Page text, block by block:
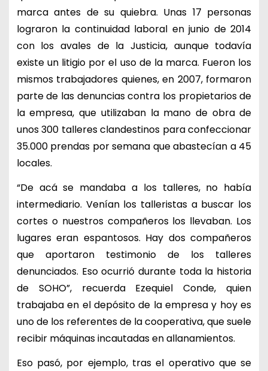
marca antes de su quiebra. Unas 17 personas
lograron la continuidad laboral en junio de 2014
con los avales de la Justicia, aunque todavía
existe un litigio por el uso de la marca. Fueron los
mismos trabajadores quienes, en 2007, formaron
parte de las denuncias contra los propietarios de
la empresa, que utilizaban la mano de obra de
unos 300 talleres clandestinos para confeccionar
35.000 prendas por semana que abastecían a 45
locales.
“De acá se mandaba a los talleres, no había
intermediario. Venían los talleristas a buscar los
cortes o nuestros compañeros los llevaban. Los
lugares eran espantosos. Hay dos compañeros
que aportaron testimonio de los talleres
denunciados. Eso ocurrió durante toda la historia
de SOHO”, recuerda Ezequiel Conde, quien
trabajaba en el depósito de la empresa y hoy es
uno de los referentes de la cooperativa, que suele
recibir máquinas incautadas en allanamientos.
Eso pasó, por ejemplo, tras el operativo que se